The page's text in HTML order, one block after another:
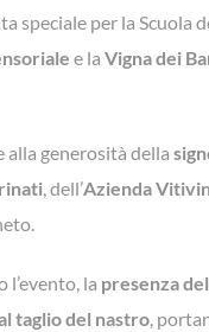
speciale per la
e la Vigna dei
alla generosità della
, dell’Azienda
la presenza
taglio del nastro,